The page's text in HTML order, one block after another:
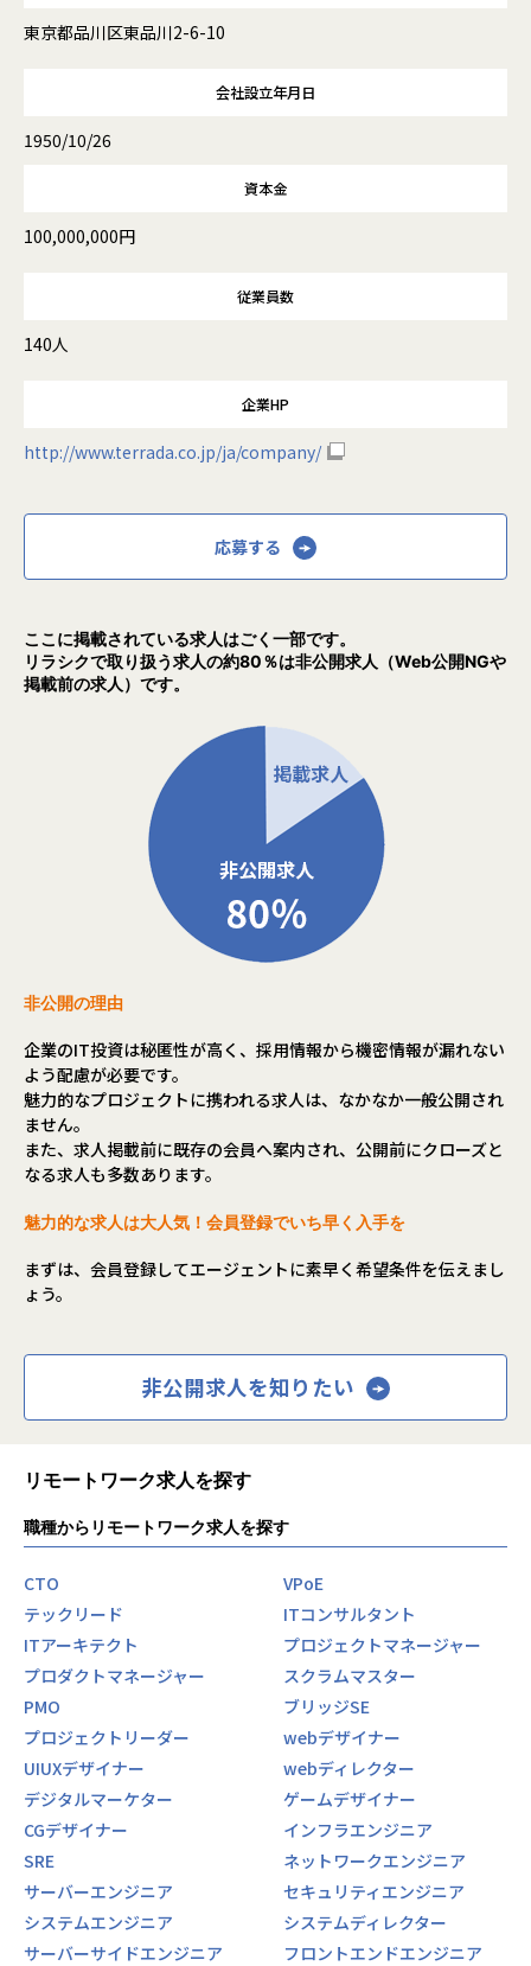
東京都品川区東品川2-6-10
会社設立年月日
1950/10/26
資本金
100,000,000円
従業員数
140人
企業HP
http://www.terrada.co.jp/ja/company/
応募する
ここに掲載されている求人はごく一部です。
リラシクで取り扱う求人の約80％は非公開求人（Web公開NGや
掲載前の求人）です。
非公開の理由
企業のIT投資は秘匿性が高く、採用情報から機密情報が漏れない
よう配慮が必要です。
魅力的なプロジェクトに携われる求人は、なかなか一般公開され
ません。
また、求人掲載前に既存の会員へ案内され、公開前にクローズと
なる求人も多数あります。
魅力的な求人は大人気！会員登録でいち早く入手を
まずは、会員登録してエージェントに素早く希望条件を伝えまし
ょう。
非公開求人を知りたい
リモートワーク求人を探す
職種からリモートワーク求人を探す
CTO
VPoE
テックリード
ITコンサルタント
ITアーキテクト
プロジェクトマネージャー
プロダクトマネージャー
スクラムマスター
PMO
ブリッジSE
プロジェクトリーダー
webデザイナー
UIUXデザイナー
webディレクター
デジタルマーケター
ゲームデザイナー
CGデザイナー
インフラエンジニア
SRE
ネットワークエンジニア
サーバーエンジニア
セキュリティエンジニア
システムエンジニア
システムディレクター
サーバーサイドエンジニア
フロントエンドエンジニア